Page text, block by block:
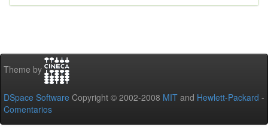
Theme by
DSpace Software Copyright © 2002-2008 MIT and Hewlett-Packard -
Comentarios